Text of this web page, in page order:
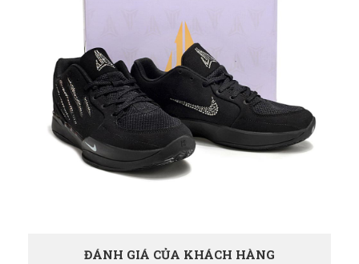
ĐÁNH GIÁ CỦA KHÁCH HÀNG